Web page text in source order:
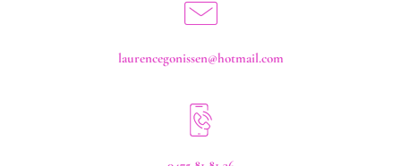
laurencegonissen@hotmail.com